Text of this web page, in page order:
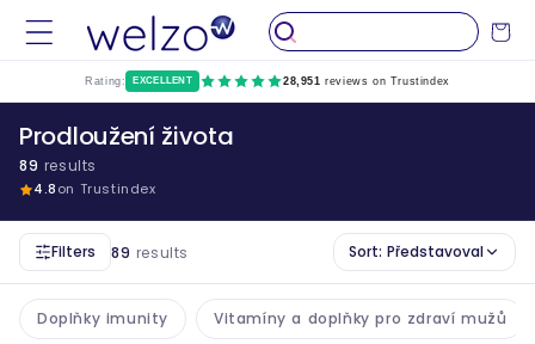
na
Vozík
Rating: EXCELLENT 28,951 reviews on Trustindex
Prodloužení života
89 results
4.8on Trustindex
Filters 89 results Sort: Představoval
Doplňky imunity Vitamíny a doplňky pro zdraví mužů